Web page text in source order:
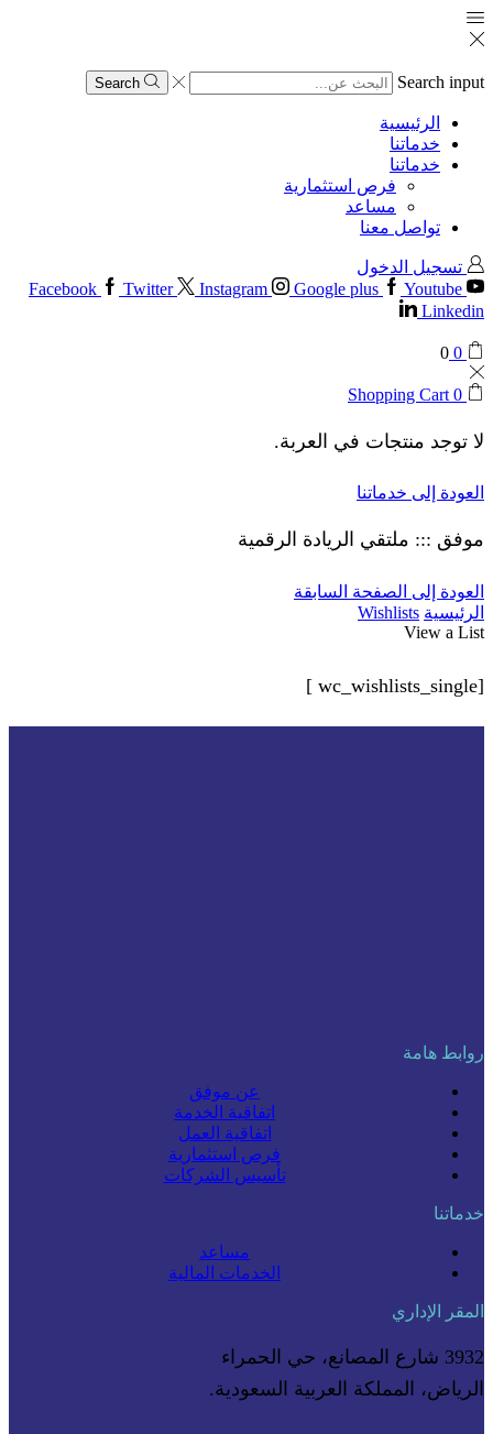
Search input
Search
الرئيسية
خدماتنا
خدماتنا
فرص استثمارية
مساعد
تواصل معنا
تسجيل الدخول
Facebook
Twitter Instagram Google plus
Youtube
Linkedin
0
0
0
Shopping Cart
لا توجد منتجات في العربة.
العودة إلى خدماتنا
موفق ::: ملتقي الريادة الرقمية
العودة إلى الصفحة السابقة
الرئيسية Wishlists
View a List
[wc_wishlists_single ]
روابط هامة
عن موفق
اتفاقية الخدمة
اتفاقية العمل
فرص استثمارية
تأسيس الشركات
خدماتنا
مساعد
الخدمات المالية
المقر الإداري
3932 شارع المصانع، حي الحمراء
الرياض، المملكة العربية السعودية.